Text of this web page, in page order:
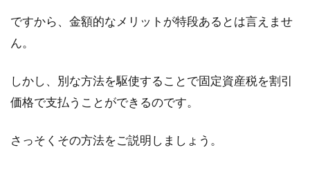
ですから、金額的なメリットが特段あるとは言えませ
ん。
しかし、別な方法を駆使することで固定資産税を割引
価格で支払うことができるのです。
さっそくその方法をご説明しましょう。